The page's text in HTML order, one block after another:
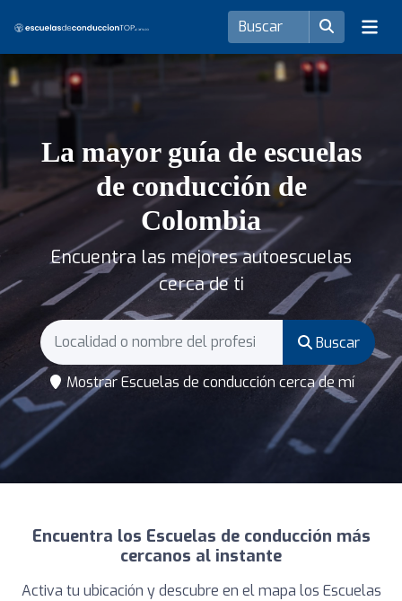
La mayor guía de escuelas
de conducción de
Colombia
Encuentra las mejores autoescuelas
cerca de ti
Buscar
Mostrar Escuelas de conducción cerca de mí
Encuentra los Escuelas de conducción más
cercanos al instante
Activa tu ubicación y descubre en el mapa los Escuelas